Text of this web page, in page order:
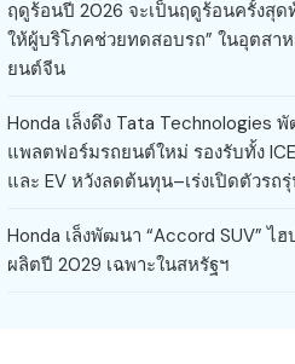
ฤดูร้อนปี 2026 จะเป็นฤดูร้อนครั้งสุด
ให้ผู้บริโภคช่วยทดสอบรถ” ในอุตสา
ยนต์จีน
Honda เล็งดึง Tata Technologies
แพลตฟอร์มรถยนต์ใหม่ รองรับทั้ง
และ EV หวังลดต้นทุน–เร่งเปิดตัวรถ
Honda เล็งพัฒนา “Accord SUV” ไ
ผลิตปี 2029 เฉพาะในสหรัฐฯ